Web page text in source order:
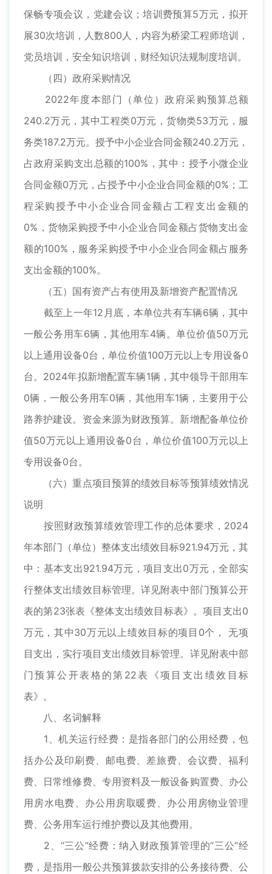
保畅专项会议，党建会议；培训费预算5万元，拟开
展30次培训，人数800人，内容为桥梁工程师培训，
党员培训，安全知识培训，财经知识法规制度培训。
（四）政府采购情况
2022年度本部门（单位）政府采购预算总额
240.2万元，其中工程类0万元，货物类53万元，服
务类187.2万元。授予中小企业合同金额240.2万元，
占政府采购支出总额的100%，其中：授予小微企业
合同金额0万元，占授予中小企业合同金额的0%；工
程采购授予中小企业合同金额占工程支出金额的
0%，货物采购授予中小企业合同金额占货物支出金
额的100%，服务采购授予中小企业合同金额占服务
支出金额的100%。
（五）国有资产占有使用及新增资产配置情况
截至上一年12月底，本单位共有车辆6辆，其中
一般公务用车6辆，其他用车4辆。单位价值50万元
以上通用设备0台，单位价值100万元以上专用设备0
台。2024年拟新增配置车辆1辆，其中领导干部用车
0辆，一般公务用车0辆，其他用车1辆，主要用于公
路养护建设。资金来源为财政预算。新增配备单位价
值50万元以上通用设备0台，单位价值100万元以上
专用设备0台。
（六）重点项目预算的绩效目标等预算绩效情况
说明
按照财政预算绩效管理工作的总体要求，2024
年本部门（单位）整体支出绩效目标921.94万元，其
中：基本支出921.94万元，项目支出0万元，全部实
行整体支出绩效目标管理。详见附表中部门预算公开
表的第23张表《整体支出绩效目标表》。项目支出0
万元，其中30万元以上绩效目标的项目0个， 无项
目支出，实行项目支出绩效目标管理。详见附表中部
门预算公开表格的第22表《项目支出绩效目标
表》。
八、名词解释
1、机关运行经费：是指各部门的公用经费，包
括办公及印刷费、邮电费、差旅费、会议费、福利
费、日常维修费、专用资料及一般设备购置费、办公
用房水电费、办公用房取暖费、办公用房物业管理
费、公务用车运行维护费以及其他费用。
2、“三公”经费：纳入财政预算管理的“三公“经
费，是指用一般公共预算拨款安排的公务接待费、公